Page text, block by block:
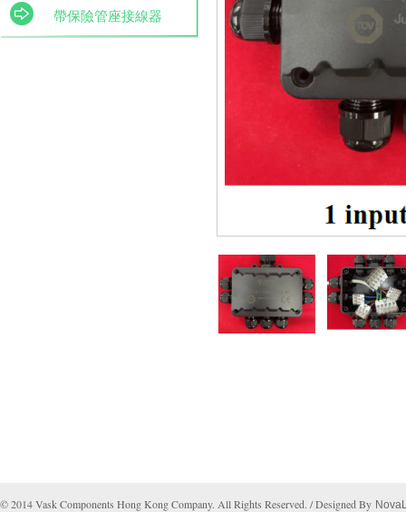
帶保險管座接線器
© 2014 Vask Components Hong Kong Company. All Rights Reserved. / Designed By